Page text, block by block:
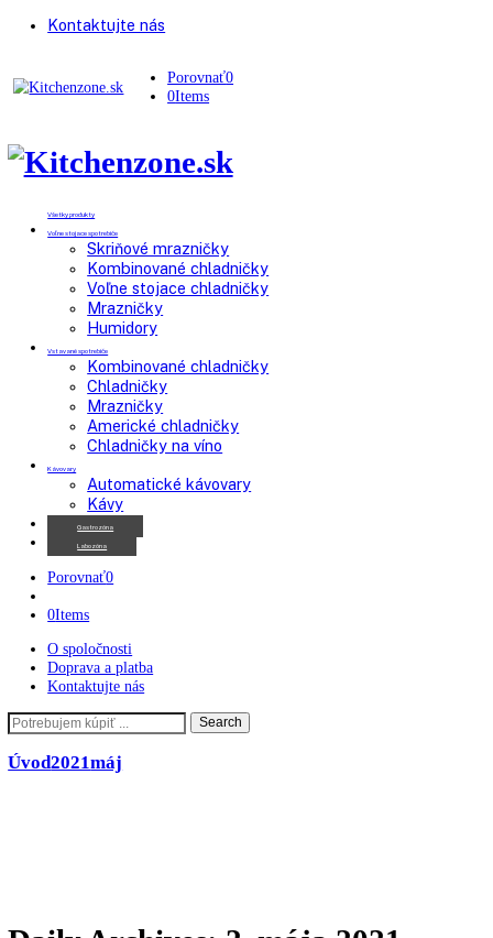
Kontaktujte nás
Porovnať
0Items
Všetky produkty
Voľne stojace spotrebiče
Skriňové mrazničky
Kombinované chladničky
Voľne stojace chladničky
Mrazničky
Humidory
Vstavané spotrebiče
Kombinované chladničky
Chladničky
Mrazničky
Americké chladničky
Chladničky na víno
Automatické kávovary
Kávy
Gastrozóna
Porovnať 0
0Items
O spoločnosti
Kontaktujte nás